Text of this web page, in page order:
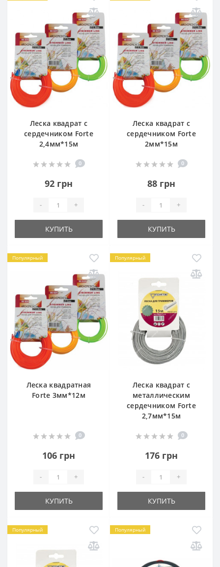
Леска квадрат с
сердечником Forte
2,4мм*15м
0
92 грн
- +
КУПИТЬ
Леска квадрат с
сердечником Forte
2мм*15м
0
88 грн
- +
КУПИТЬ
Популярный
Леска квадратная
Forte 3мм*12м
0
106 грн
- +
КУПИТЬ
Популярный
Леска квадрат с
металлическим
сердечником Forte
2,7мм*15м
0
176 грн
- +
КУПИТЬ
Популярный Популярный